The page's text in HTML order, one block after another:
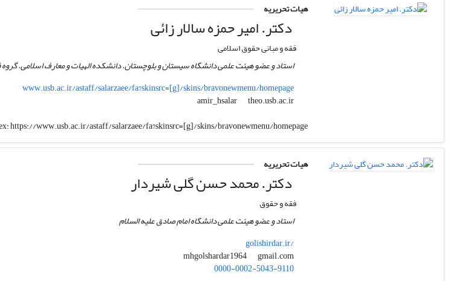
هیات تحریریه
دکتر. امیر حمزه سالار زائی
فقه و مبانی حقوق اسلامی
استاد و عضو هیئت علمی دانشگاه سیستان و بلوچستان. دانشکده الهیات و معارف اسلامی.
www.usb.ac.ir/astaff/salarzaee/fa?skinsrc=[g]/skins/bravonewmenu/homepage
amir_hsalar
theo.usb.ac.ir
https://www.usb.ac.ir/astaff/salarzaee/fa?skinsrc=[g]/skins/bravonewmenu/homepage
هیات تحریریه
دکتر. محمد حسن گلی شیردار
فقه و حقوق
استاد و عضو هیئت علمی دانشگاه امام صادق علیه السلام
golishirdar.ir/
mhgolshardar1964
gmail.com
0000-0002-5043-9110